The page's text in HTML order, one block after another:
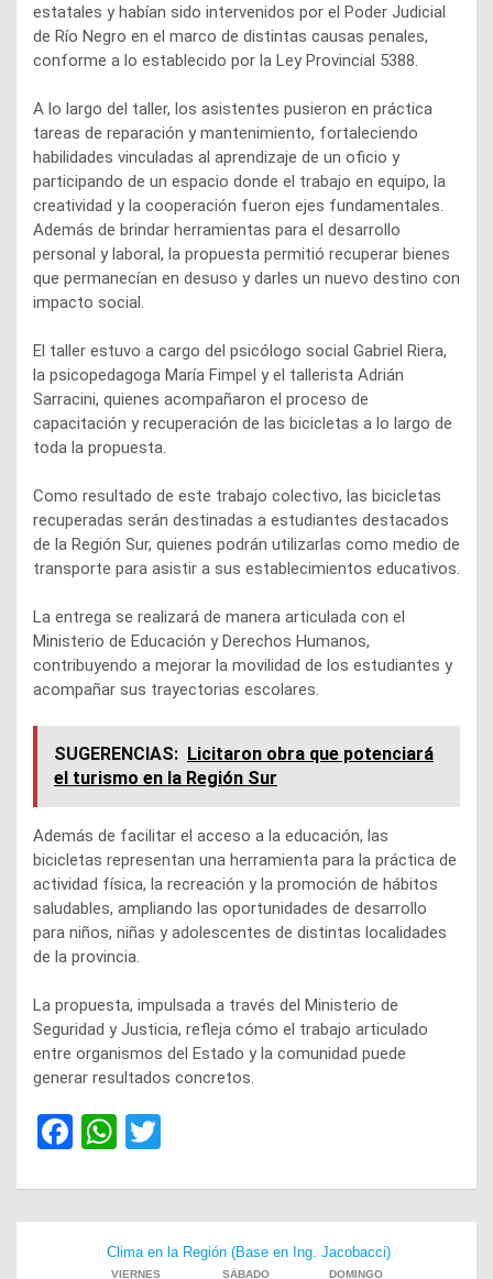
estatales y habían sido intervenidos por el Poder Judicial
de Río Negro en el marco de distintas causas penales,
conforme a lo establecido por la Ley Provincial 5388.
A lo largo del taller, los asistentes pusieron en práctica
tareas de reparación y mantenimiento, fortaleciendo
habilidades vinculadas al aprendizaje de un oficio y
participando de un espacio donde el trabajo en equipo, la
creatividad y la cooperación fueron ejes fundamentales.
Además de brindar herramientas para el desarrollo
personal y laboral, la propuesta permitió recuperar bienes
que permanecían en desuso y darles un nuevo destino con
impacto social.
El taller estuvo a cargo del psicólogo social Gabriel Riera,
la psicopedagoga María Fimpel y el tallerista Adrián
Sarracini, quienes acompañaron el proceso de
capacitación y recuperación de las bicicletas a lo largo de
toda la propuesta.
Como resultado de este trabajo colectivo, las bicicletas
recuperadas serán destinadas a estudiantes destacados
de la Región Sur, quienes podrán utilizarlas como medio de
transporte para asistir a sus establecimientos educativos.
La entrega se realizará de manera articulada con el
Ministerio de Educación y Derechos Humanos,
contribuyendo a mejorar la movilidad de los estudiantes y
acompañar sus trayectorias escolares.
SUGERENCIAS: Licitaron obra que potenciará
el turismo en la Región Sur
Además de facilitar el acceso a la educación, las
bicicletas representan una herramienta para la práctica de
actividad física, la recreación y la promoción de hábitos
saludables, ampliando las oportunidades de desarrollo
para niños, niñas y adolescentes de distintas localidades
de la provincia.
La propuesta, impulsada a través del Ministerio de
Seguridad y Justicia, refleja cómo el trabajo articulado
entre organismos del Estado y la comunidad puede
generar resultados concretos.
F
ce
W
at
s
tt
er
Navegación